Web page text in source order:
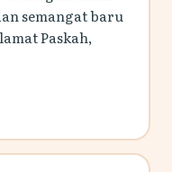
semangat baru
Paskah,